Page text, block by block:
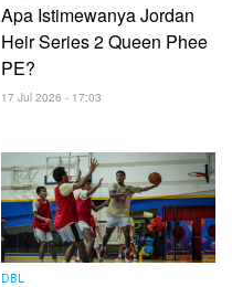
Apa Istimewanya Jordan
Heir Series 2 Queen Phee
PE?
17 Jul 2026 - 17:03
DBL